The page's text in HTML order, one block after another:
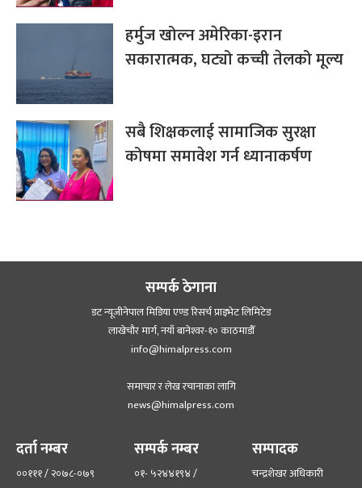
हर्मुज खोल्न अमेरिका-इरान
सकारात्मक, घट्यो कच्ची तेलको मूल्य
सबै शिक्षकलाई सामाजिक सुरक्षा
कोषमा समावेश गर्न ध्यानाकर्षण
सम्पर्क ठेगाना
डट न्यूजीनेपाल मिडिया एण्ड रिसर्च प्राइभेट लिमिटेड
लाखेचौर मार्ग, नयाँ बानेश्‍वर-१० काठमाडौँ
info@himalpress.com
समाचार र लेख रचानाका लागि
news@himalpress.com
दर्ता नम्बर
००१११ / २०७८-०७९
सम्पर्क नम्बर
०१- ५२४४१९४ /
सम्पादक
चन्द्रशेखर अधिकारी